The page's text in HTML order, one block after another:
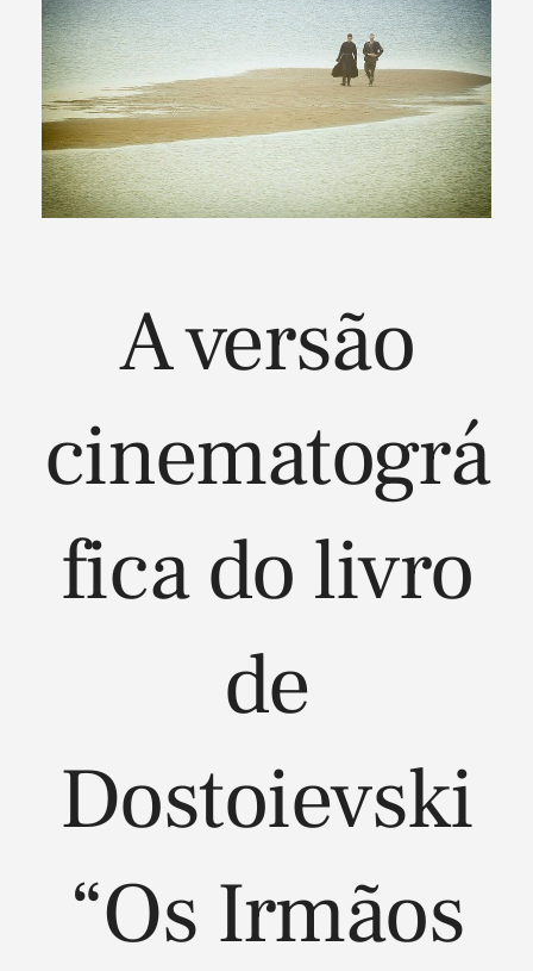
A versão
cinematográ
fica do livro
de
Dostoievski
“Os Irmãos